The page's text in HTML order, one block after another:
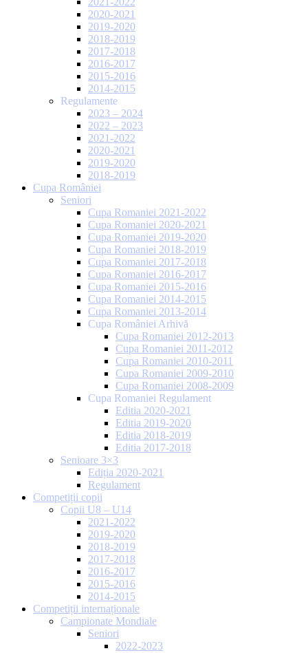
2020-2021
2019-2020
2018-2019
2017-2018
2016-2017
2015-2016
2014-2015
Regulamente
2023 – 2024
2022 – 2023
2021-2022
2020-2021
2019-2020
2018-2019
Cupa României
Seniori
Cupa Romaniei 2021-2022
Cupa Romaniei 2020-2021
Cupa Romaniei 2019-2020
Cupa Romaniei 2018-2019
Cupa Romaniei 2017-2018
Cupa Romaniei 2016-2017
Cupa Romaniei 2015-2016
Cupa Romaniei 2014-2015
Cupa Romaniei 2013-2014
Cupa României Arhivă
Cupa Romaniei 2012-2013
Cupa Romaniei 2011-2012
Cupa Romaniei 2010-2011
Cupa Romaniei 2009-2010
Cupa Romaniei 2008-2009
Cupa Romaniei Regulament
Editia 2020-2021
Editia 2019-2020
Editia 2018-2019
Editia 2017-2018
Senioare 3×3
Ediția 2020-2021
Regulament
Competiții copii
Copii U8 – U14
2021-2022
2019-2020
2018-2019
2017-2018
2016-2017
2015-2016
2014-2015
Competiții internaționale
Campionate Mondiale
Seniori
2022-2023